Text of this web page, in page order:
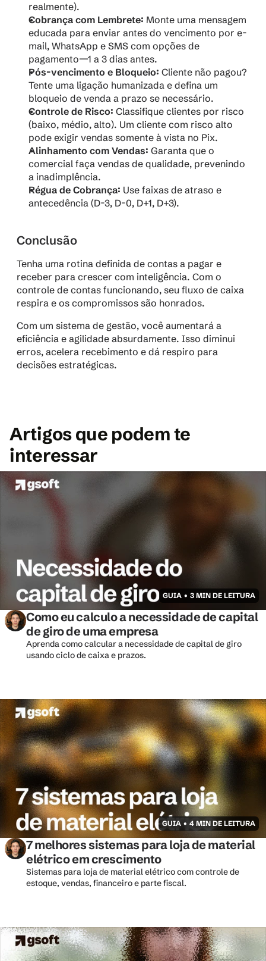
realmente).
Cobrança com Lembrete: Monte uma mensagem
educada para enviar antes do vencimento por e-
mail, WhatsApp e SMS com opções de
pagamento—1 a 3 dias antes.
Pós-vencimento e Bloqueio: Cliente não pagou?
Tente uma ligação humanizada e defina um
bloqueio de venda a prazo se necessário.
Controle de Risco: Classifique clientes por risco
(baixo, médio, alto). Um cliente com risco alto
pode exigir vendas somente à vista no Pix.
Alinhamento com Vendas: Garanta que o
comercial faça vendas de qualidade, prevenindo
a inadimplência.
Régua de Cobrança: Use faixas de atraso e
antecedência (D-3, D-0, D+1, D+3).
Conclusão
Tenha uma rotina definida de contas a pagar e
receber para crescer com inteligência. Com o
controle de contas funcionando, seu fluxo de caixa
respira e os compromissos são honrados.
Com um sistema de gestão, você aumentará a
eficiência e agilidade absurdamente. Isso diminui
erros, acelera recebimento e dá respiro para
decisões estratégicas.
Artigos que podem te
interessar
GUIA • 3 MIN DE LEITURA
Como eu calculo a necessidade de capital
de giro de uma empresa
Aprenda como calcular a necessidade de capital de giro
usando ciclo de caixa e prazos.
GUIA • 4 MIN DE LEITURA
7 melhores sistemas para loja de material
elétrico em crescimento
Sistemas para loja de material elétrico com controle de
estoque, vendas, financeiro e parte fiscal.